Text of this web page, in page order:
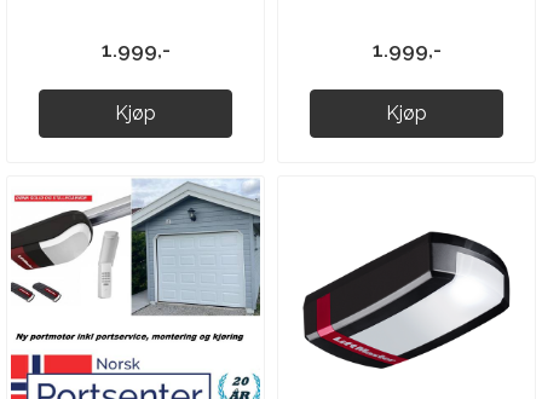
1.999,-
Kjøp
1.999,-
Kjøp